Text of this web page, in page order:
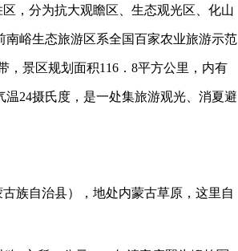
，分为抗大观瞻区、生态观光区、化山
峪生态旅游区系全国百家农业旅游示范
，景区规划面积116 ． 8平方公里，内有
温24摄氏度，是一处集旅游观光、消夏避
族自治县），地处内蒙古草原，这里自